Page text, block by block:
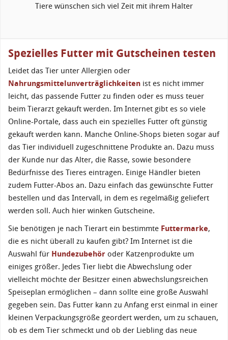
Tiere wünschen sich viel Zeit mit ihrem Halter
Spezielles Futter mit Gutscheinen testen
Leidet das Tier unter Allergien oder
Nahrungsmittelunverträglichkeiten ist es nicht immer
leicht, das passende Futter zu finden oder es muss teuer
beim Tierarzt gekauft werden. Im Internet gibt es so viele
Online-Portale, dass auch ein spezielles Futter oft günstig
gekauft werden kann. Manche Online-Shops bieten sogar auf
das Tier individuell zugeschnittene Produkte an. Dazu muss
der Kunde nur das Alter, die Rasse, sowie besondere
Bedürfnisse des Tieres eintragen. Einige Händler bieten
zudem Futter-Abos an. Dazu einfach das gewünschte Futter
bestellen und das Intervall, in dem es regelmäßig geliefert
werden soll. Auch hier winken Gutscheine.
Sie benötigen je nach Tierart ein bestimmte Futtermarke,
die es nicht überall zu kaufen gibt? Im Internet ist die
Auswahl für Hundezubehör oder Katzenprodukte um
einiges größer. Jedes Tier liebt die Abwechslung oder
vielleicht möchte der Besitzer einen abwechslungsreichen
Speiseplan ermöglichen – dann sollte eine große Auswahl
gegeben sein. Das Futter kann zu Anfang erst einmal in einer
kleinen Verpackungsgröße geordert werden, um zu schauen,
ob es dem Tier schmeckt und ob der Liebling das neue